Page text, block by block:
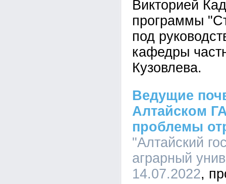
Викторией
программы
под
кафедры
Кузовлева.
Ведущие
Алтайском
проблемы
"Алтайский
аграрный
14.07.2022